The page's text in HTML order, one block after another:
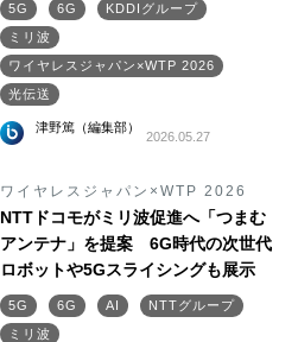
5G 6G
KDDIグループ
ミリ波
ワイヤレスジャパン×WTP 2026
光伝送
津野篤（編集部）
2026.05.27
ワイヤレスジャパン×WTP 2026
NTTドコモがミリ波促進へ「つまむ
アンテナ」を提案 6G時代の次世代
ロボットや5Gスライシングも展示
5G 6G AI
NTTグループ
ミリ波